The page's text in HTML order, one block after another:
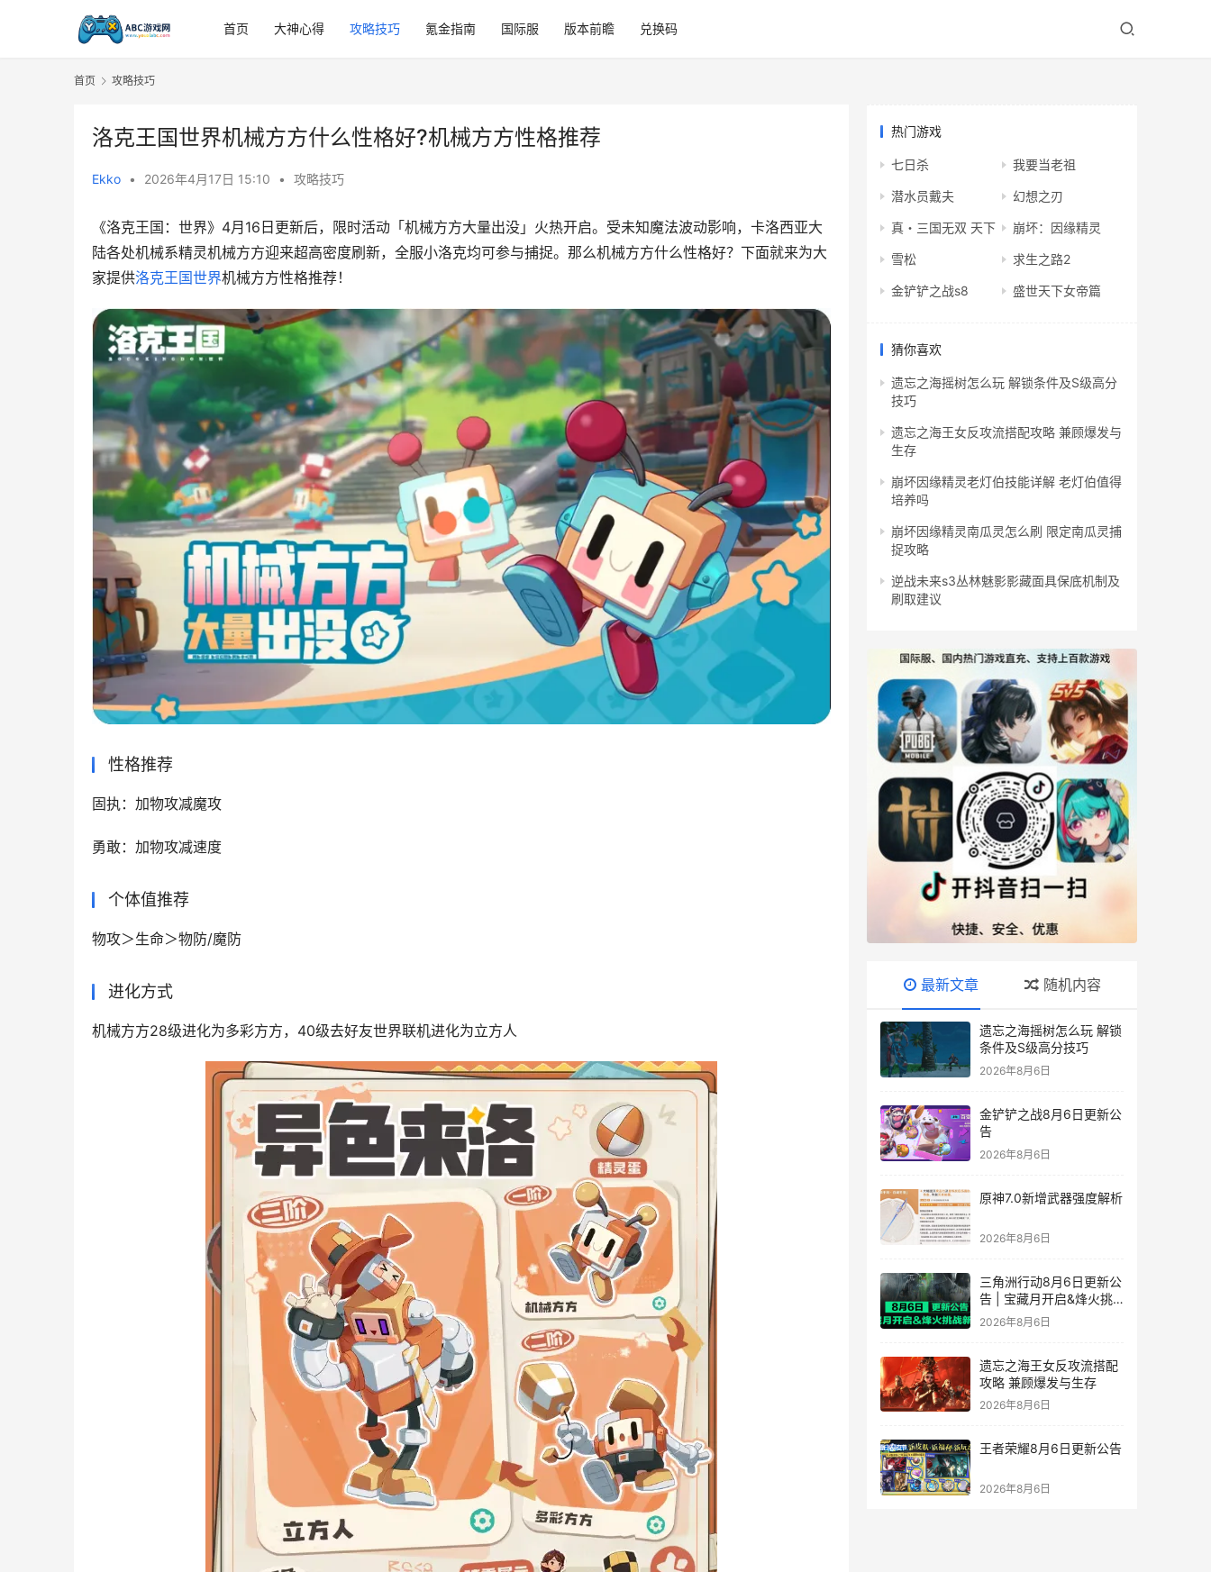
首页 大神心得 攻略技巧 氪金指南 国际服 版本前瞻 兑换码
首页 攻略技巧
洛克王国世界机械方方什么性格好?机械方方性格推荐
Ekko • 2026年4月17日 15:10 • 攻略技巧
《洛克王国：世界》4月16日更新后，限时活动「机械方方大量出没」火热开启。受未知魔法波动影响，卡洛西亚大
陆各处机械系精灵机械方方迎来超高密度刷新，全服小洛克均可参与捕捉。那么机械方方什么性格好？下面就来为大
家提供洛克王国世界机械方方性格推荐！
性格推荐
固执：加物攻减魔攻
勇敢：加物攻减速度
个体值推荐
物攻＞生命＞物防/魔防
进化方式
机械方方28级进化为多彩方方，40级去好友世界联机进化为立方人
热门游戏
七日杀 我要当老祖
潜水员戴夫 幻想之刃
真・三国无双 天下 崩坏：因缘精灵
雪松 求生之路2
金铲铲之战s8 盛世天下女帝篇
猜你喜欢
遗忘之海摇树怎么玩 解锁条件及S级高分
技巧
遗忘之海王女反攻流搭配攻略 兼顾爆发与
生存
崩坏因缘精灵老灯伯技能详解 老灯伯值得
培养吗
崩坏因缘精灵南瓜灵怎么刷 限定南瓜灵捕
捉攻略
逆战未来s3丛林魅影影藏面具保底机制及
刷取建议
最新文章 随机内容
遗忘之海摇树怎么玩 解锁
条件及S级高分技巧
2026年8月6日
金铲铲之战8月6日更新公
告
2026年8月6日
原神7.0新增武器强度解析
2026年8月6日
三角洲行动8月6日更新公
告 | 宝藏月开启&烽火挑
战新赛段！
2026年8月6日
遗忘之海王女反攻流搭配
攻略 兼顾爆发与生存
2026年8月6日
王者荣耀8月6日更新公告
2026年8月6日